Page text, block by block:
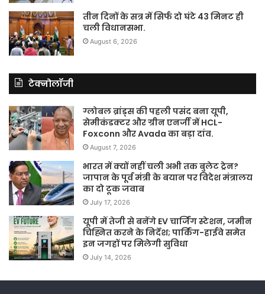
तीन दिनों के सत्र में सिर्फ दो घंटे 43 मिनट ही
चली विधानसभा.
August 6, 2026
टेक्नोलॉजी
ग्लोबल ब्रांड्स की पहली पसंद बना यूपी,
सेमीकंडक्टर और ग्रीन एनर्जी में HCL-
Foxconn और Avada का बड़ा दांव.
August 7, 2026
भारत में क्यों नहीं चली अभी तक बुलेट ट्रेन?
जापान के पूर्व मंत्री के बयान पर विदेश मंत्रालय
का दो टूक जवाब
July 17, 2026
यूपी में तेजी से बनेंगे EV चार्जिंग स्टेशन, जमीन
चिह्नित करने के निर्देश; पार्किंग-हाईवे समेत
इन जगहों पर मिलेगी सुविधा
July 14, 2026